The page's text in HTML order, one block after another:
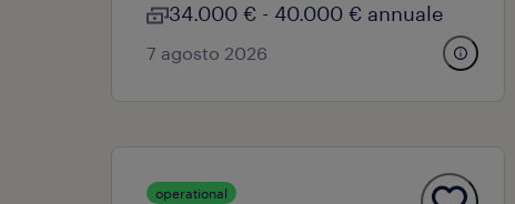
34.000 € - 40.000 € annuale
7 agosto 2026
operational